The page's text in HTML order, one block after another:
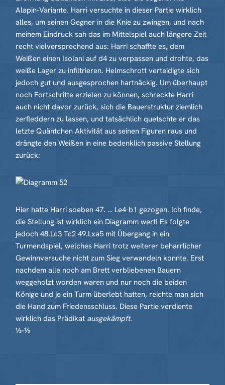
Alapin-Variante. Harri versuchte in dieser Partie wirklich
alles, um seinen Gegner in die Knie zu zwingen, und nach
meinem Eindruck sah das im Mittelspiel auch längere Zeit
recht vielversprechend aus: Harri schaffte es, dem
Weißen einen Isolani auf d4 zu verpassen und drohte, das
weiße Lager zu infiltrieren. Helmschrott verteidigte sich
jedoch gut und ausgesprochen hartnäckig. Um überhaupt
noch Fortschritte erzielen zu können, schreckte Harri
auch nicht davor zurück, sich die Bauerstruktur ziemlich
zerfleddern zu lassen, und tatsächlich quetschte er das
letzte Quäntchen Aktivität aus seinen Figuren raus und
drängte den Weißen in eine bedenklich passive Stellung
zurück:
Hier hatte Harri soeben 47. … Le4-b1 gezogen. Ich finde,
die Stellung ist wirklich ein Diagramm wert! Es folgte
jedoch 48.Lc3 Tc2 49.Lxa5 mit Übergang in ein
Turmendspiel, welches Harri trotz weiterer beharrlicher
Gewinnversuche nicht zum Sieg verwandeln konnte. Erst
nachdem alle noch am Brett verbliebenen Bauern
weggeholzt worden waren und nur noch die beiden
Könige und je ein Turm überlebt hatten, reichte man sich
die Hand zum Friedensschluss. Diese Partie verdiente
wirklich das Prädikat ausgekämpft.
½-½